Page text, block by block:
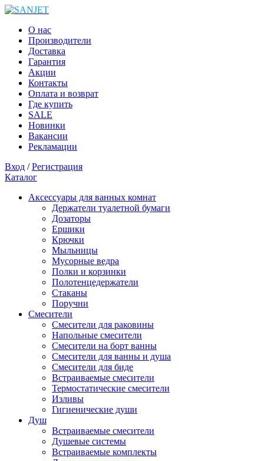
О нас
Производители
Доставка
Гарантия
Акции
Контакты
Оплата и возврат
Где купить
SALE
Новинки
Вакансии
Рекламации
Вход /Регистрация
Каталог
Аксессуары для ванных комнат
Держатели туалетной бумаги
Дозаторы
Ершики
Крючки
Мыльницы
Мусорные ведра
Полки и корзинки
Полотенцедержатели
Стаканы
Поручни
Смесители
Смесители для раковины
Напольные смесители
Смесители на борт ванны
Смесители для ванны и душа
Смесители для биде
Встраиваемые смесители
Термостатические смесители
Изливы
Гигиенические души
Душ
Встраиваемые смесители
Душевые системы
Встраиваемые комплекты